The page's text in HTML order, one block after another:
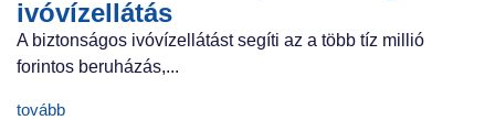
ivóvízellátás
A biztonságos ivóvízellátást segíti az a több tíz millió
forintos beruházás,...
tovább